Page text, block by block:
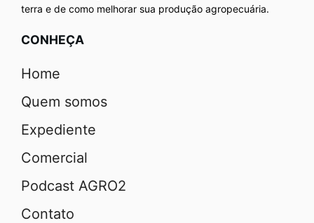
terra e de como melhorar sua produção agropecuária.
CONHEÇA
Home
Quem somos
Expediente
Comercial
Podcast AGRO2
Contato